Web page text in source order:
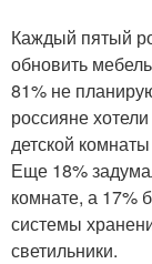
Каждый пятый
обновить
81% не
россияне
детской
Еще 18%
комнате, а 17%
системы
светильники.